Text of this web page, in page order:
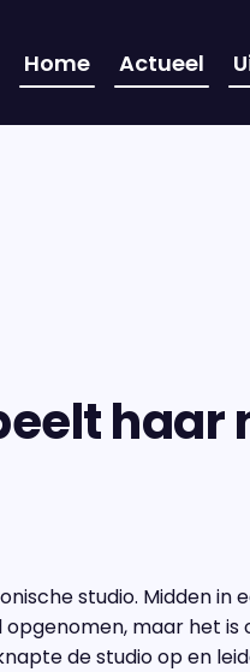
Home Actueel
haar
studio. Midden in
maar het is
de studio op en